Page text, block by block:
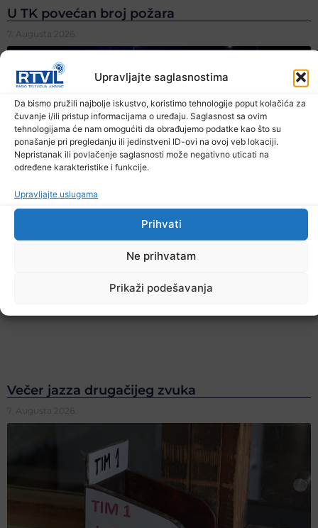
Upravljajte saglasnostima
Da bismo pružili najbolje iskustvo, koristimo tehnologije poput kolačića za
čuvanje i/ili pristup informacijama o uređaju. Saglasnost sa ovim
tehnologijama će nam omogućiti da obrađujemo podatke kao što su
ponašanje pri pregledanju ili jedinstveni ID-ovi na ovoj veb lokaciji.
Nepristanak ili povlačenje saglasnosti može negativno uticati na
određene karakteristike i funkcije.
Upravljajte uslugama
Prihvati
Ne prihvatam
Prikaži podešavanja
U TK povećan broj požara
7. Augusta 2026.
Večer jazza drugačijeg zvuka
7. Augusta 2026.